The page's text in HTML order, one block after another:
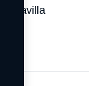
Saatavilla